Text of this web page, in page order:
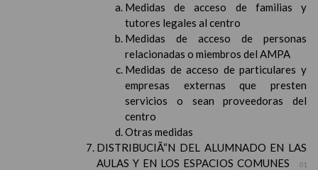
Medidas de acceso de familias y
tutores legales al centro
Medidas de acceso de personas
relacionadas o miembros del AMPA
Medidas de acceso de particulares y
empresas externas que presten
servicios o sean proveedoras del
centro
Otras medidas
DISTRIBUCIÃ“N DEL ALUMNADO EN LAS
AULAS Y EN LOS ESPACIOS COMUNES
01